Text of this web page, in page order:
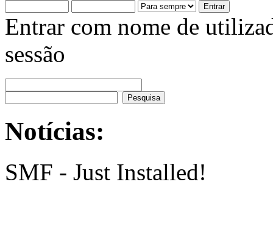
Entrar com nome de
sessão
Notícias:
SMF - Just Installed!